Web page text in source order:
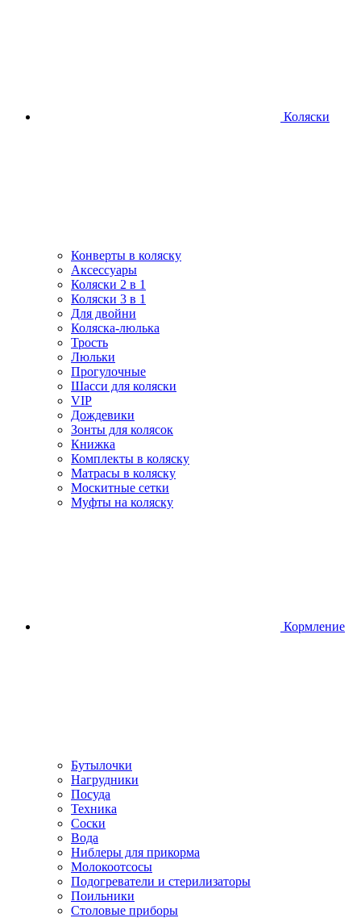
Коляски
Конверты в коляску
Аксессуары
Коляски 2 в 1
Коляски 3 в 1
Для двойни
Коляска-люлька
Трость
Люльки
Прогулочные
Шасси для коляски
VIP
Дождевики
Зонты для колясок
Книжка
Комплекты в коляску
Матрасы в коляску
Москитные сетки
Муфты на коляску
Кормление
Бутылочки
Нагрудники
Посуда
Техника
Соски
Вода
Ниблеры для прикорма
Молокоотсосы
Подогреватели и стерилизаторы
Поильники
Столовые приборы